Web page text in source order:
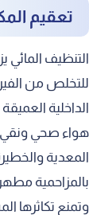
تعقيم
التنظيف المائي
للتخلص من
الداخلية
هواء صحي ونقي
المعدية
بالمزاحمية
وتمنع تكاثرها